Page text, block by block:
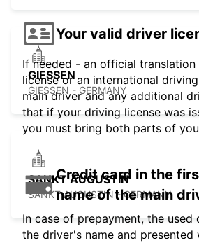
GIESSEN
GIESSEN - GERMANY
SANKT AUGUSTIN
SANKT AUGUSTIN - GERMANY
Your valid driver
If needed - an official
license or an international
main driver and any additional
that if your driving license was
you must bring both parts of
Credit card in the
name of the main
In case of prepayment, the used
the driver's name and presented